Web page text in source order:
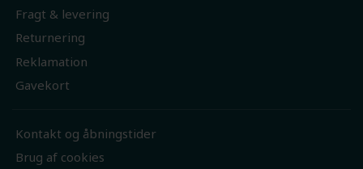
Fragt & levering
Returnering
Reklamation
Gavekort
Kontakt og åbningstider
Brug af cookies